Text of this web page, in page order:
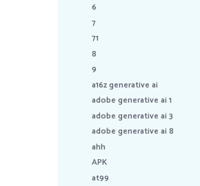
6
7
71
8
9
a16z generative ai
adobe generative ai 1
adobe generative ai 3
adobe generative ai 8
ahh
APK
at99